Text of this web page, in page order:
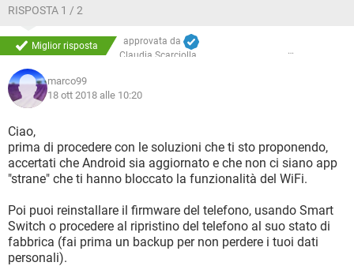
RISPOSTA 1 / 2
Miglior risposta
approvata da
Claudia Scarciolla
marco99
18 ott 2018 alle 10:20
Ciao,
prima di procedere con le soluzioni che ti sto proponendo,
accertati che Android sia aggiornato e che non ci siano app
"strane" che ti hanno bloccato la funzionalità del WiFi.
Poi puoi reinstallare il firmware del telefono, usando Smart
Switch o procedere al ripristino del telefono al suo stato di
fabbrica (fai prima un backup per non perdere i tuoi dati
personali).